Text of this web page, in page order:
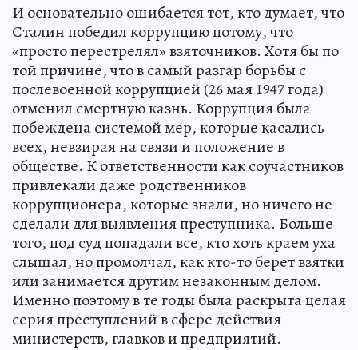
И основательно ошибается тот, кто думает, что
Сталин победил коррупцию потому, что
«просто перестрелял» взяточников. Хотя бы по
той причине, что в самый разгар борьбы с
послевоенной коррупцией (26 мая 1947 года)
отменил смертную казнь. Коррупция была
побеждена системой мер, которые касались
всех, невзирая на связи и положение в
обществе. К ответственности как соучастников
привлекали даже родственников
коррупционера, которые знали, но ничего не
сделали для выявления преступника. Больше
того, под суд попадали все, кто хоть краем уха
слышал, но промолчал, как кто-то берет взятки
или занимается другим незаконным делом.
Именно поэтому в те годы была раскрыта целая
серия преступлений в сфере действия
министерств, главков и предприятий.